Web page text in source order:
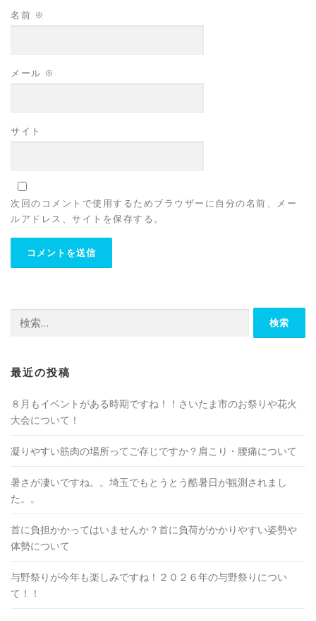
名前 ※
メール ※
サイト
次回のコメントで使用するためブラウザーに自分の名前、メー
ルアドレス、サイトを保存する。
索:
最近の投稿
８月もイベントがある時期ですね！！さいたま市のお祭りや花火
大会について！
凝りやすい筋肉の場所ってご存じですか？肩こり・腰痛について
暑さが凄いですね。。埼玉でもとうとう酷暑日が観測されまし
た。。
首に負担かかってはいませんか？首に負荷がかかりやすい姿勢や
体勢について
与野祭りが今年も楽しみですね！２０２６年の与野祭りについ
て！！